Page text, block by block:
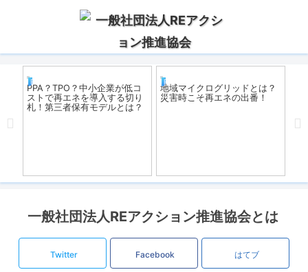
REアクション
PPA？TPO？中小企業が低コ
ストで再エネを導入する切り
札！第三者保有モデルとは？
REアクション
地域マイクログリッドとは？
災害時こそ再エネの出番！
一般社団法人REアクション推進協会とは
Twitter Facebook はてブ